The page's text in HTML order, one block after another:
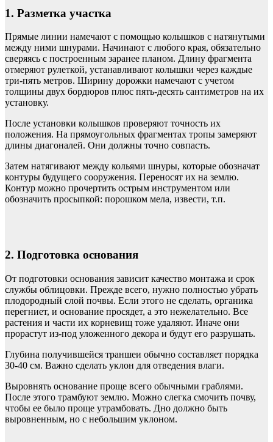
1. Разметка участка
Прямые линии намечают с помощью колышков с натянутыми
между ними шнурами. Начинают с любого края, обязательно
сверяясь с построенным заранее планом. Длину фрагмента
отмеряют рулеткой, устанавливают колышки через каждые
три-пять метров. Ширину дорожки намечают с учетом
толщины двух бордюров плюс пять-десять сантиметров на их
установку.
После установки колышков проверяют точность их
положения. На прямоугольных фрагментах тропы замеряют
длины диагоналей. Они должны точно совпасть.
Затем натягивают между кольями шнуры, которые обозначат
контуры будущего сооружения. Переносят их на землю.
Контур можно прочертить острым инструментом или
обозначить просыпкой: порошком мела, извести, т.п.
2. Подготовка основания
От подготовки основания зависит качество монтажа и срок
службы облицовки. Прежде всего, нужно полностью убрать
плодородный слой почвы. Если этого не сделать, органика
перегниет, и основание просядет, а это нежелательно. Все
растения и части их корневищ тоже удаляют. Иначе они
прорастут из-под уложенного декора и будут его разрушать.
Глубина получившейся траншеи обычно составляет порядка
30-40 см. Важно сделать уклон для отведения влаги.
Выровнять основание проще всего обычными граблями.
После этого трамбуют землю. Можно слегка смочить почву,
чтобы ее было проще утрамбовать. Дно должно быть
выровненным, но с небольшим уклоном.